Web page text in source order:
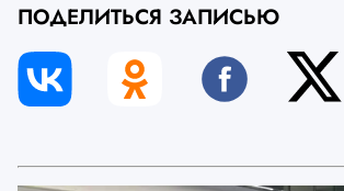
ПОДЕЛИТЬСЯ ЗАПИСЬЮ